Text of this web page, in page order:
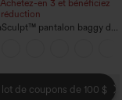
coupons de 100 $
en 3 et bénéficiez
réduction
pantalon baggy de
à effet gainant pour le
color block, avec